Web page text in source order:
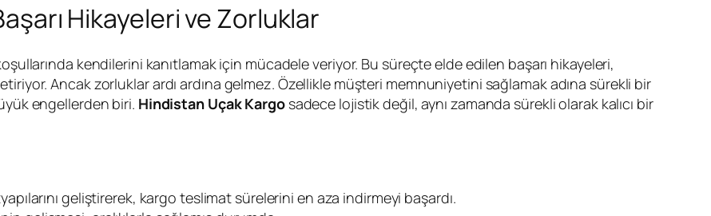
Hikayeleri ve Zorluklar
kendilerini kanıtlamak için mücadele veriyor. Bu süreçte elde edilen başarı hikayeleri,
Ancak zorluklar ardı ardına gelmez. Özellikle müşteri memnuniyetini sağlamak adına sürekli bir
engellerden biri. Hindistan Uçak Kargosadece lojistik değil, aynı zamanda sürekli olarak kalıcı bir
geliştirerek, kargo teslimat sürelerini en aza indirmeyi başardı.